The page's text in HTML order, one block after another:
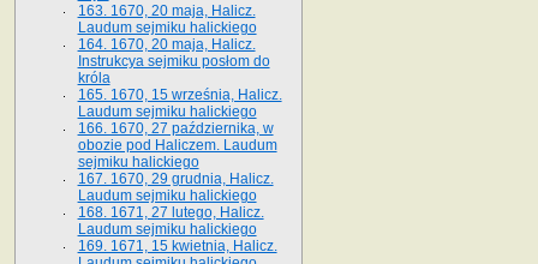
163. 1670, 20 maja, Halicz.
Laudum sejmiku halickiego
164. 1670, 20 maja, Halicz.
Instrukcya sejmiku posłom do
króla
165. 1670, 15 września, Halicz.
Laudum sejmiku halickiego
166. 1670, 27 października, w
obozie pod Haliczem. Laudum
sejmiku halickiego
167. 1670, 29 grudnia, Halicz.
Laudum sejmiku halickiego
168. 1671, 27 lutego, Halicz.
Laudum sejmiku halickiego
169. 1671, 15 kwietnia, Halicz.